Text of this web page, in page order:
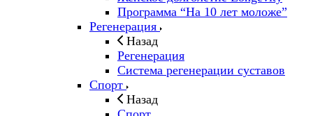
Программа “На 10 лет моложе”
Регенерация
Назад
Регенерация
Система регенерации суставов
Спорт
Назад